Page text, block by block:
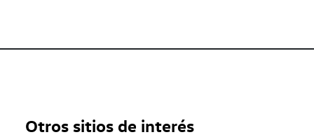
Otros sitios de interés